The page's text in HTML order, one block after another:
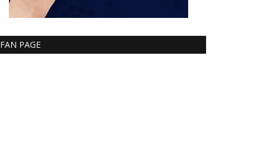
FAN PAGE